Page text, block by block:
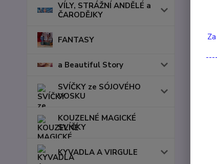
VÍLY, STRÁŽNÍ ANDĚLÉ a
ČARODĚJKY
FANTASY
a Beautiful Story
SVÍČKY ze SÓJOVÉHO
VOSKU
KOUZELNÉ MAGICKÉ
SVÍČKY
KYVADLA A VIRGULE